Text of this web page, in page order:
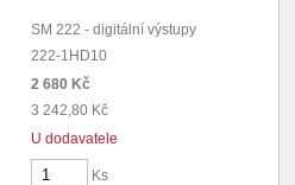
SM 222 - digitální výstupy
222-1HD10
2 680 Kč
3 242,80 Kč
U dodavatele
Ks